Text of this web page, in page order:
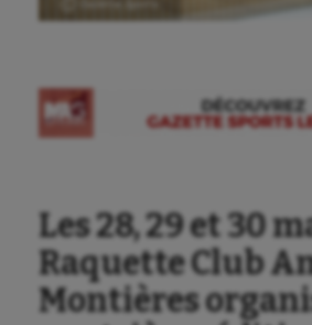
Les 28, 29 et 30
Raquette Club
Montières